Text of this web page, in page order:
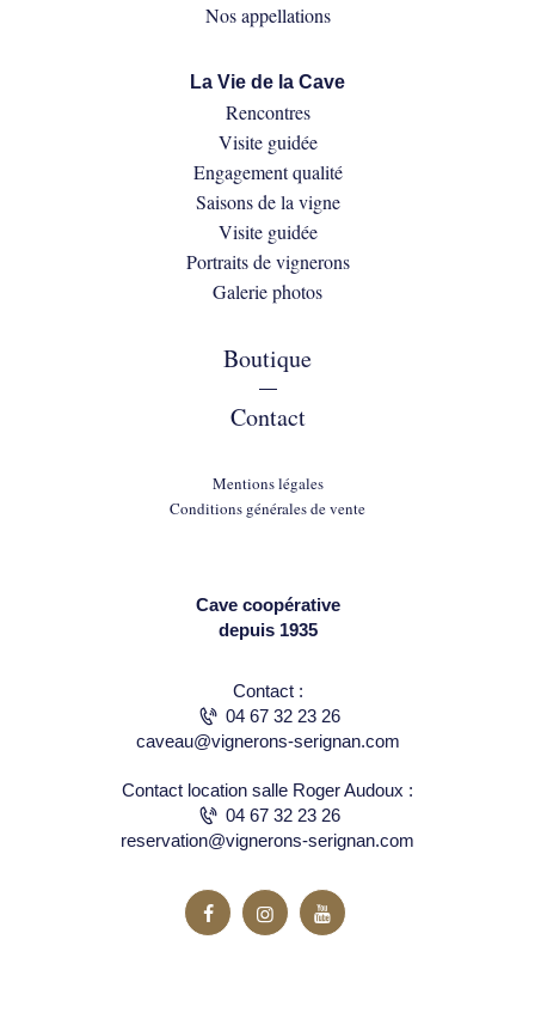
Nos appellations
La Vie de la Cave
Rencontres
Visite guidée
Engagement qualité
Saisons de la vigne
Visite guidée
Portraits de vignerons
Galerie photos
Boutique
—
Contact
Mentions légales
Conditions générales de vente
Cave coopérative
depuis 1935
Contact :
04 67 32 23 26
caveau@vignerons-serignan.com
Contact location salle Roger Audoux :
04 67 32 23 26
reservation@vignerons-serignan.com